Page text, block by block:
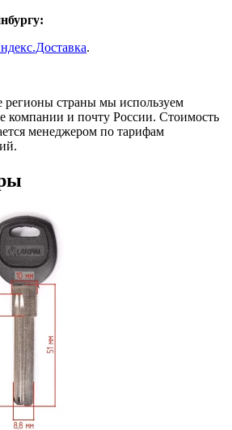
.
регионы страны мы используем
компании и почту России. Стоимость
менеджером по тарифам